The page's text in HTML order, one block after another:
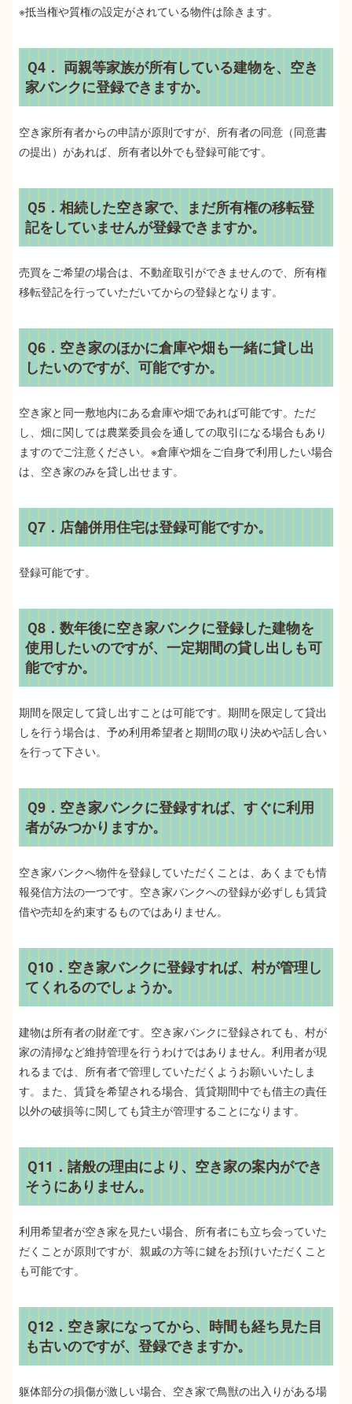
※抵当権や質権の設定がされている物件は除きます。
Ｑ4． 両親等家族が所有している建物を、空き
家バンクに登録できますか。
空き家所有者からの申請が原則ですが、所有者の同意（同意書
の提出）があれば、所有者以外でも登録可能です。
Ｑ5．相続した空き家で、まだ所有権の移転登
記をしていませんが登録できますか。
売買をご希望の場合は、不動産取引ができませんので、所有権
移転登記を行っていただいてからの登録となります。
Ｑ6．空き家のほかに倉庫や畑も一緒に貸し出
したいのですが、可能ですか。
空き家と同一敷地内にある倉庫や畑であれば可能です。ただ
し、畑に関しては農業委員会を通しての取引になる場合もあり
ますのでご注意ください。※倉庫や畑をご自身で利用したい場合
は、空き家のみを貸し出せます。
Ｑ7．店舗併用住宅は登録可能ですか。
登録可能です。
Ｑ8．数年後に空き家バンクに登録した建物を
使用したいのですが、一定期間の貸し出しも可
能ですか。
期間を限定して貸し出すことは可能です。期間を限定して貸出
しを行う場合は、予め利用希望者と期間の取り決めや話し合い
を行って下さい。
Ｑ9．空き家バンクに登録すれば、すぐに利用
者がみつかりますか。
空き家バンクへ物件を登録していただくことは、あくまでも情
報発信方法の一つです。空き家バンクへの登録が必ずしも賃貸
借や売却を約束するものではありません。
Ｑ10．空き家バンクに登録すれば、村が管理し
てくれるのでしょうか。
建物は所有者の財産です。空き家バンクに登録されても、村が
家の清掃など維持管理を行うわけではありません。利用者が現
れるまでは、所有者で管理していただくようお願いいたしま
す。また、賃貸を希望される場合、賃貸期間中でも借主の責任
以外の破損等に関しても貸主が管理することになります。
Ｑ11．諸般の理由により、空き家の案内ができ
そうにありません。
利用希望者が空き家を見たい場合、所有者にも立ち会っていた
だくことが原則ですが、親戚の方等に鍵をお預けいただくこと
も可能です。
Ｑ12．空き家になってから、時間も経ち見た目
も古いのですが、登録できますか。
躯体部分の損傷が激しい場合、空き家で鳥獣の出入りがある場